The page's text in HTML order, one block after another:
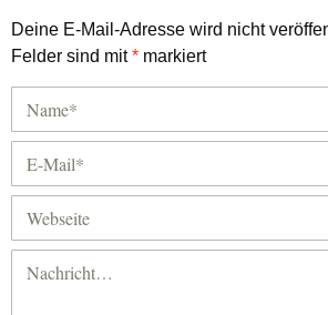
Deine E-Mail-Adresse wird nicht
Felder sind mit* markiert